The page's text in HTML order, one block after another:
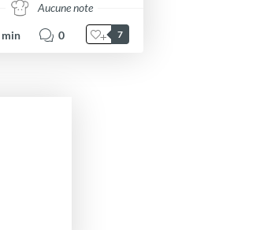
Aucune note
min 0 7